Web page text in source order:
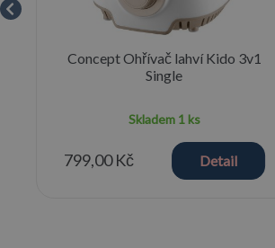
Concept Ohřívač lahví Kido 3v1
Single
Skladem 1 ks
799,00 Kč Detail